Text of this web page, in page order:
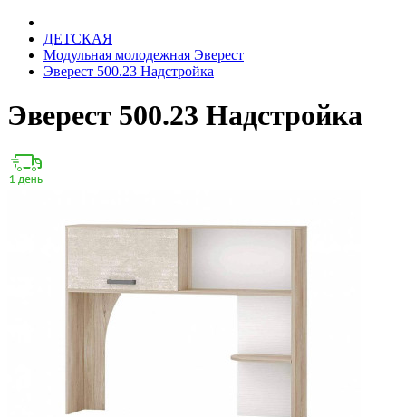
ДЕТСКАЯ
Модульная молодежная Эверест
Эверест 500.23 Надстройка
Эверест 500.23 Надстройка